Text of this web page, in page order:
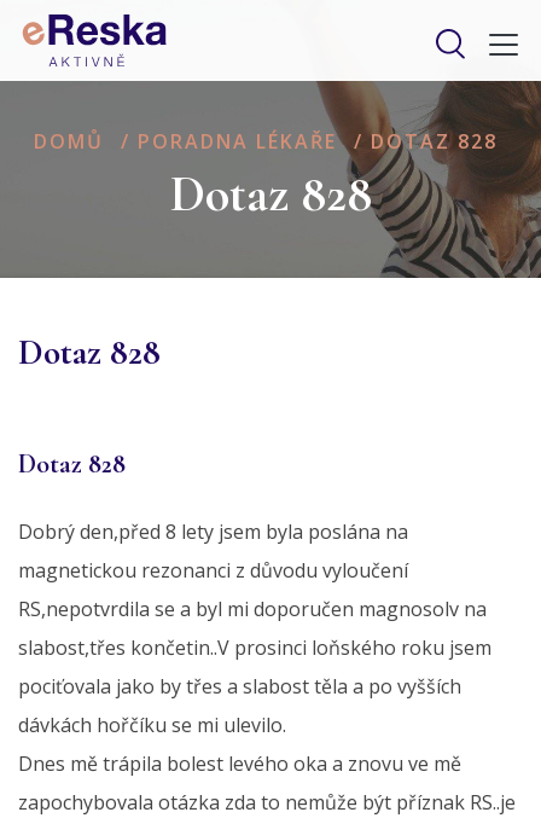
DOMŮ / PORADNA LÉKAŘE / DOTAZ 828
Dotaz 828
Dotaz 828
Dotaz 828
Dobrý den,před 8 lety jsem byla poslána na
magnetickou rezonanci z důvodu vyloučení
RS,nepotvrdila se a byl mi doporučen magnosolv na
slabost,třes končetin..V prosinci loňského roku jsem
pociťovala jako by třes a slabost těla a po vyšších
dávkách hořčíku se mi ulevilo.
Dnes mě trápila bolest levého oka a znovu ve mě
zapochybovala otázka zda to nemůže být příznak RS..je